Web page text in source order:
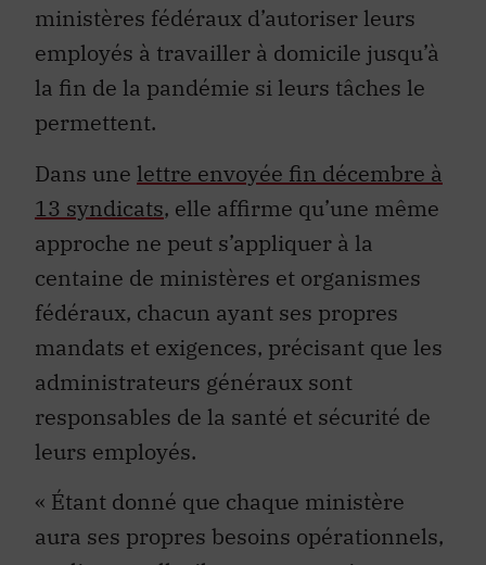
ministères fédéraux d’autoriser leurs
employés à travailler à domicile jusqu’à
la fin de la pandémie si leurs tâches le
permettent.
Dans une lettre envoyée fin décembre à
13 syndicats, elle affirme qu’une même
approche ne peut s’appliquer à la
centaine de ministères et organismes
fédéraux, chacun ayant ses propres
mandats et exigences, précisant que les
administrateurs généraux sont
responsables de la santé et sécurité de
leurs employés.
« Étant donné que chaque ministère
aura ses propres besoins opérationnels,